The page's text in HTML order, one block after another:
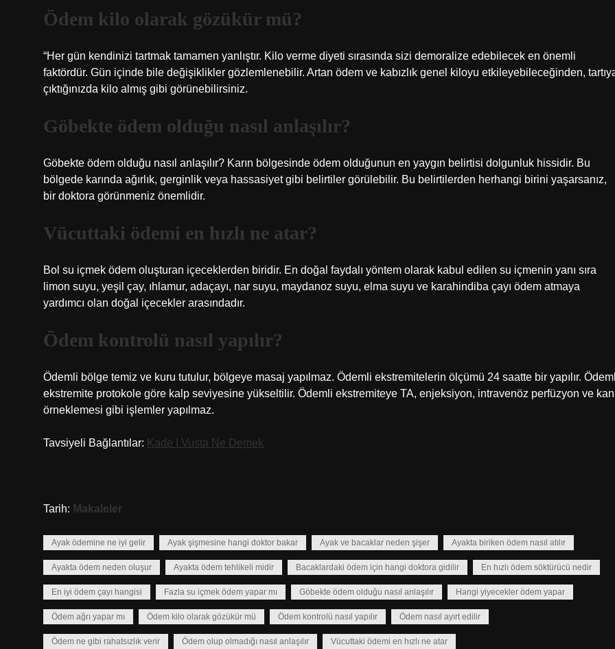
Ödem kilo olarak gözükür mü?
“Her gün kendinizi tartmak tamamen yanlıştır. Kilo verme diyeti sırasında sizi demoralize edebilecek en önemli
faktördür. Gün içinde bile değişiklikler gözlemlenebilir. Artan ödem ve kabızlık genel kiloyu etkileyebileceğinden,
çıktığınızda kilo almış gibi görünebilirsiniz.
Göbekte ödem olduğu nasıl anlaşılır?
Göbekte ödem olduğu nasıl anlaşılır? Karın bölgesinde ödem olduğunun en yaygın belirtisi dolgunluk hissidir. Bu
bölgede karında ağırlık, gerginlik veya hassasiyet gibi belirtiler görülebilir. Bu belirtilerden herhangi birini yaşarsanız,
bir doktora görünmeniz önemlidir.
Vücuttaki ödemi en hızlı ne atar?
Bol su içmek ödem oluşturan içeceklerden biridir. En doğal faydalı yöntem olarak kabul edilen su içmenin yanı sıra
limon suyu, yeşil çay, ıhlamur, adaçayı, nar suyu, maydanoz suyu, elma suyu ve karahindiba çayı ödem atmaya
yardımcı olan doğal içecekler arasındadır.
Ödem kontrolü nasıl yapılır?
Ödemli bölge temiz ve kuru tutulur, bölgeye masaj yapılmaz. Ödemli ekstremitelerin ölçümü 24 saatte bir yapılır.
ekstremite protokole göre kalp seviyesine yükseltilir. Ödemli ekstremiteye TA, enjeksiyon, intravenöz perfüzyon ve kan
örneklemesi gibi işlemler yapılmaz.
Tavsiyeli Bağlantılar: Kade I Vusta Ne Demek
Tarih: Makaleler
Ayak ödemine ne iyi gelir Ayak şişmesine hangi doktor bakar Ayak ve bacaklar neden şişer Ayakta biriken ödem nasıl atılır
Ayakta ödem neden oluşur Ayakta ödem tehlikeli midir Bacaklardaki ödem için hangi doktora gidilir En hızlı ödem söktürücü nedir
En iyi ödem çayı hangisi Fazla su içmek ödem yapar mı Göbekte ödem olduğu nasıl anlaşılır Hangi yiyecekler ödem yapar
Ödem ağrı yapar mı Ödem kilo olarak gözükür mü Ödem kontrolü nasıl yapılır Ödem nasıl ayırt edilir
Ödem ne gibi rahatsızlık verir Ödem olup olmadığı nasıl anlaşılır Vücuttaki ödemi en hızlı ne atar